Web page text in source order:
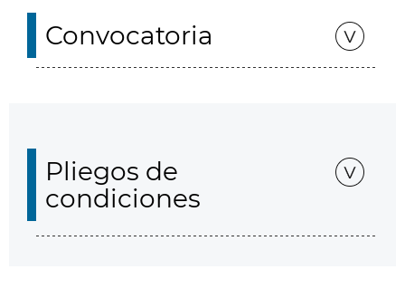
Convocatoria
Pliegos de
condiciones